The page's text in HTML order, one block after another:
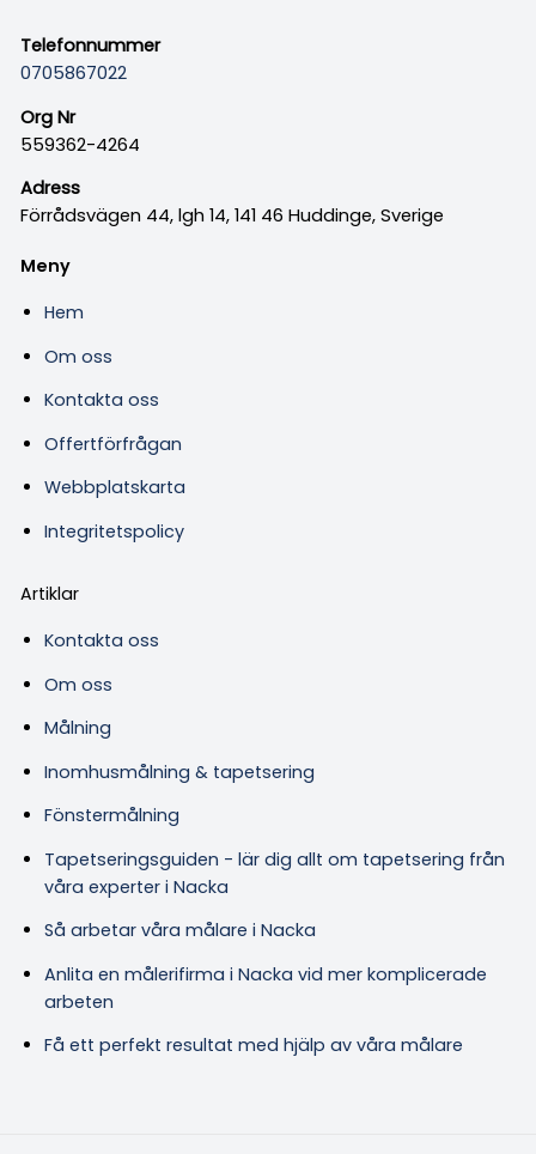
Telefonnummer
0705867022
Org Nr
559362-4264
Adress
Förrådsvägen 44, lgh 14, 141 46 Huddinge, Sverige
Meny
Hem
Om oss
Kontakta oss
Offertförfrågan
Webbplatskarta
Integritetspolicy
Artiklar
Kontakta oss
Om oss
Målning
Inomhusmålning & tapetsering
Fönstermålning
Tapetseringsguiden - lär dig allt om tapetsering från
våra experter i Nacka
Så arbetar våra målare i Nacka
Anlita en målerifirma i Nacka vid mer komplicerade
arbeten
Få ett perfekt resultat med hjälp av våra målare